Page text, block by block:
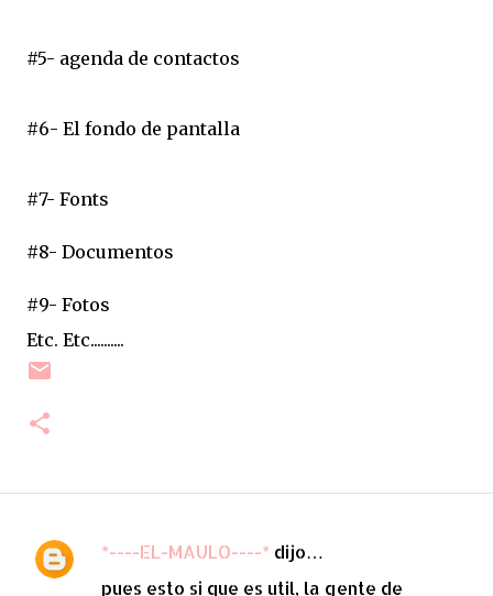
#5- agenda de contactos
#6- El fondo de pantalla
#7- Fonts
#8- Documentos
#9- Fotos
Etc. Etc..........
C
*----EL-MAULO----* dijo…
pues esto si que es util, la gente de